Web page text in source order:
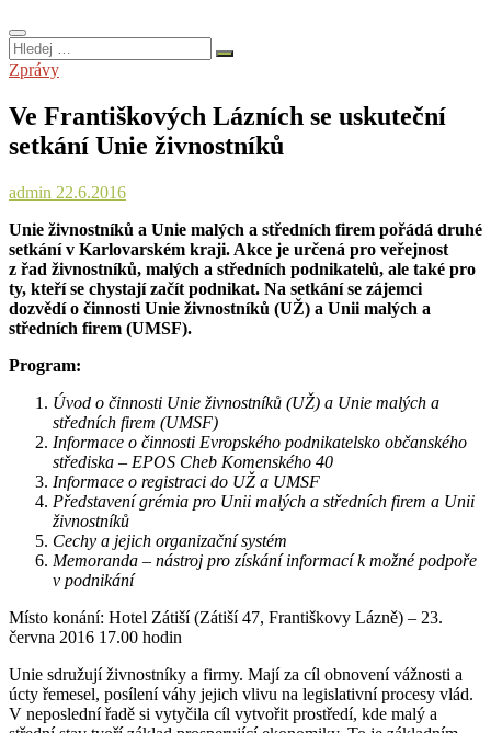
Hledej
…
Zprávy
Ve Františkových Lázních se uskuteční
setkání Unie živnostníků
admin 22.6.2016
Unie živnostníků a Unie malých a středních firem pořádá druhé
setkání v Karlovarském kraji. Akce je určená pro veřejnost
z řad živnostníků, malých a středních podnikatelů, ale také pro
ty, kteří se chystají začít podnikat. Na setkání se zájemci
dozvědí o činnosti Unie živnostníků (UŽ) a Unii malých a
středních firem (UMSF).
Program:
Úvod o činnosti Unie živnostníků (UŽ) a Unie malých a
středních firem (UMSF)
Informace o činnosti Evropského podnikatelsko občanského
střediska – EPOS Cheb Komenského 40
Informace o registraci do UŽ a UMSF
Představení grémia pro Unii malých a středních firem a Unii
živnostníků
Cechy a jejich organizační systém
Memoranda – nástroj pro získání informací k možné podpoře
v podnikání
Místo konání: Hotel Zátiší (Zátiší 47, Františkovy Lázně) – 23.
června 2016 17.00 hodin
Unie sdružují živnostníky a firmy. Mají za cíl obnovení vážnosti a
úcty řemesel, posílení váhy jejich vlivu na legislativní procesy vlád.
V neposlední řadě si vytyčila cíl vytvořit prostředí, kde malý a